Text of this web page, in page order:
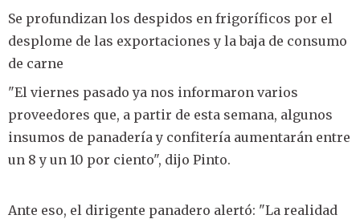
Se profundizan los despidos en frigoríficos por el
desplome de las exportaciones y la baja de consumo
de carne
"El viernes pasado ya nos informaron varios
proveedores que, a partir de esta semana, algunos
insumos de panadería y confitería aumentarán entre
un 8 y un 10 por ciento", dijo Pinto.
Ante eso, el dirigente panadero alertó: "La realidad